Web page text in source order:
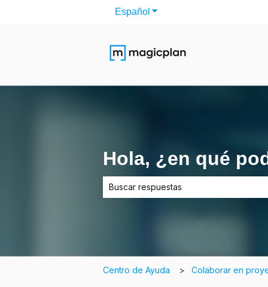
Español Traducciones de Mostrar
Hola, ¿en qué
Centro de Ayuda Colaborar en